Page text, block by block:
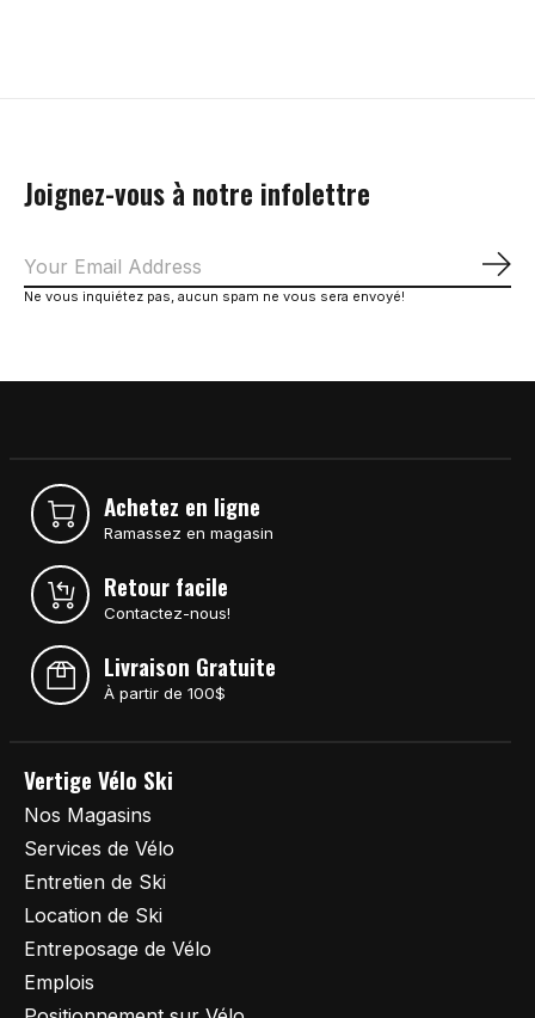
Joignez-vous à notre infolettre
Ne vous inquiétez pas, aucun spam ne vous sera envoyé!
Achetez en ligne
Ramassez en magasin
Retour facile
Contactez-nous!
Livraison Gratuite
À partir de 100$
Vertige Vélo Ski
Nos Magasins
Services de Vélo
Entretien de Ski
Location de Ski
Entreposage de Vélo
Emplois